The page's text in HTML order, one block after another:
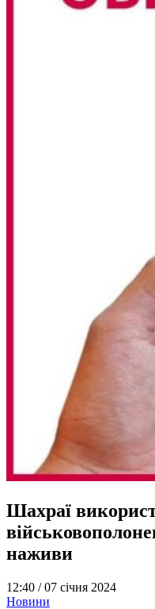
Шахраї
наживи
12:40 /07 січня 2024
Новини